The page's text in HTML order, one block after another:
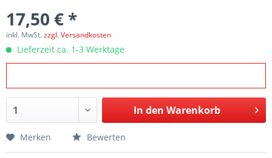
17,50 € *
inkl. MwSt.zzgl. Versandkosten
Lieferzeit ca. 1-3 Werktage
In den Warenkorb
Merken Bewerten